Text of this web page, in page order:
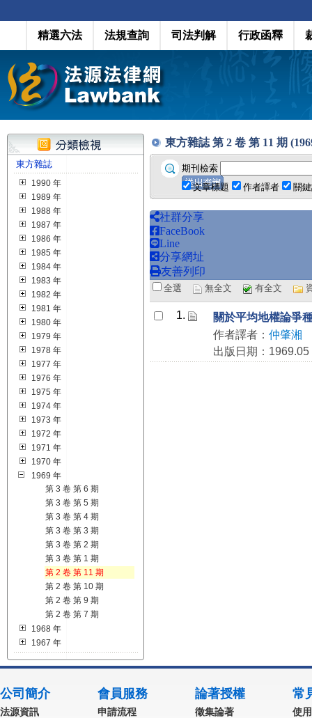
精選六法 法規查詢 司法判解 行政函釋
東方雜誌
1990 年
1989 年
1988 年
1987 年
1986 年
1985 年
1984 年
1983 年
1982 年
1981 年
1980 年
1979 年
1978 年
1977 年
1976 年
1975 年
1974 年
1973 年
1972 年
1971 年
1970 年
1969 年
第 3 卷 第 6 期
第 3 卷 第 5 期
第 3 卷 第 4 期
第 3 卷 第 3 期
第 3 卷 第 2 期
第 3 卷 第 1 期
第 2 卷 第 11 期
第 2 卷 第 10 期
第 2 卷 第 9 期
第 2 卷 第 7 期
1968 年
1967 年
東方雜誌 第 2 卷 第 11 期
期刊檢索
文章標題
作者譯者 關
社群分享
FaceBook
Line
分享網址
友善列印
全選 無全文 有全文
1.
關於平均地權論爭
作者譯者： 仲肇湘
出版日期：1969.05
公司簡介
法源資訊
會員服務
申請流程
論著授權
徵集論著
常
使